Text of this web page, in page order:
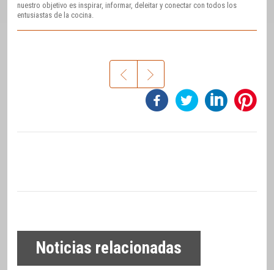
nuestro objetivo es inspirar, informar, deleitar y conectar con todos los
entusiastas de la cocina.
Noticias relacionadas